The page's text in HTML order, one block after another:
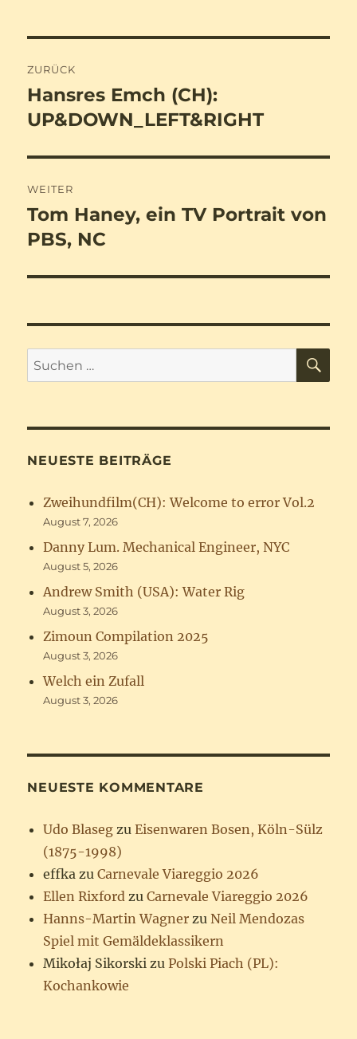
ZURÜCK
Vorheriger
Beitrag:
Hansres Emch (CH):
UP&DOWN_LEFT&RIGHT
WEITER
Nächster
Beitrag:
Tom Haney, ein TV Portrait von
PBS, NC
Suchen
nach:
NEUESTE BEITRÄGE
Zweihundfilm(CH): Welcome to error Vol.2
August 7, 2026
Danny Lum. Mechanical Engineer, NYC
August 5, 2026
Andrew Smith (USA): Water Rig
August 3, 2026
Zimoun Compilation 2025
August 3, 2026
Welch ein Zufall
August 3, 2026
NEUESTE KOMMENTARE
Udo Blaseg zuEisenwaren Bosen, Köln-Sülz
(1875-1998)
effka zuCarnevale Viareggio 2026
Ellen Rixford zuCarnevale Viareggio 2026
Hanns-Martin Wagner zuNeil Mendozas
Spiel mit Gemäldeklassikern
Mikołaj Sikorski zuPolski Piach (PL):
Kochankowie